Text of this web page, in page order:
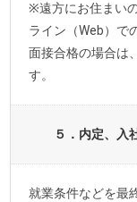
※遠方にお住まい
ライン（Web）で
面接合格の場合は
す。
５．内定、入
就業条件などを最